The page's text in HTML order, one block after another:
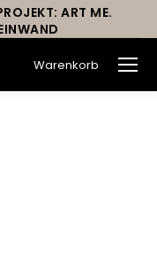
ART ME.
Warenkorb